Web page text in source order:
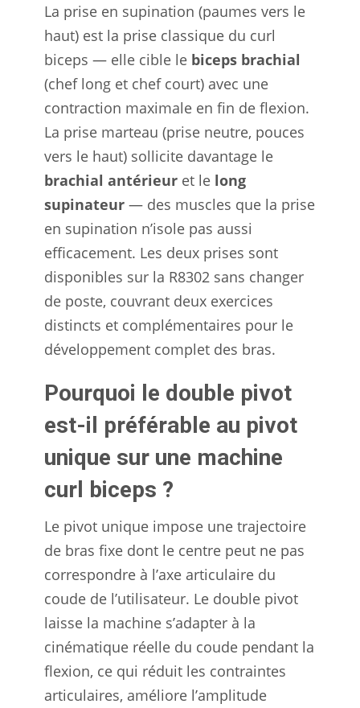
La prise en supination (paumes vers le
haut) est la prise classique du curl
biceps — elle cible le biceps brachial
(chef long et chef court) avec une
contraction maximale en fin de flexion.
La prise marteau (prise neutre, pouces
vers le haut) sollicite davantage le
brachial antérieur et le long
supinateur — des muscles que la prise
en supination n’isole pas aussi
efficacement. Les deux prises sont
disponibles sur la R8302 sans changer
de poste, couvrant deux exercices
distincts et complémentaires pour le
développement complet des bras.
Pourquoi le double pivot
est-il préférable au pivot
unique sur une machine
curl biceps ?
Le pivot unique impose une trajectoire
de bras fixe dont le centre peut ne pas
correspondre à l’axe articulaire du
coude de l’utilisateur. Le double pivot
laisse la machine s’adapter à la
cinématique réelle du coude pendant la
flexion, ce qui réduit les contraintes
articulaires, améliore l’amplitude